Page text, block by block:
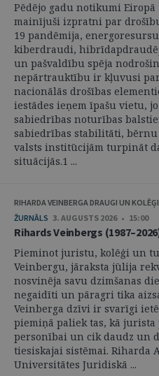
Pēdējo gadu notikumi
mainījuši izpratni par
19 pandēmija,
kiberdraudi,
un pašvaldību spēja
nepārtrauktību ir kļuvusi
nacionālās drošības
iestādes ieņem īpašu vietu,
sabiedrības noturības
sabiedrības stabilitāti,
valsts institūcijām turpināt
situācijās.1 ...
RIHARDA VEINBERGA DRAUGI UN KOLĒĢI
ŽURNĀLS 3. AUGUSTS 2026 • 15:00
Rihards Veinbergs
Pieminot juristu, kolēģi un
Veinbergu, jāraksta jūlija
nosvinēja savu dzimšanas
negaidīti un pāragri tika
Veinberga dzīvi ir svarīgi
piemiņā paliek tas, kā
personībai un cik daudz un
tiesiskajai sistēmai. Riharda
Universitātes Juridiskā ...